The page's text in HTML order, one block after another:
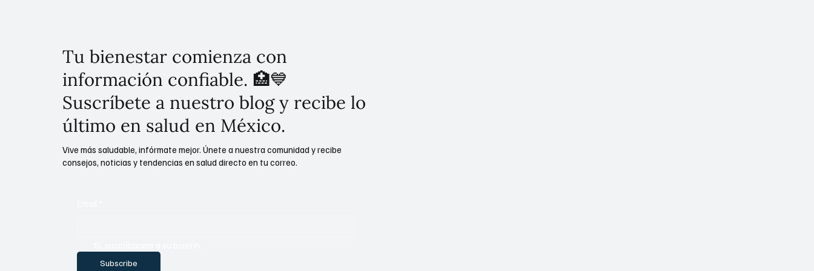
Tu bienestar comienza con
información confiable. 🏥💙
Suscríbete a nuestro blog y recibe lo
último en salud en México.
Subscribe
Vive más saludable, infórmate mejor. Únete a nuestra comunidad y recibe
consejos, noticias y tendencias en salud directo en tu correo.